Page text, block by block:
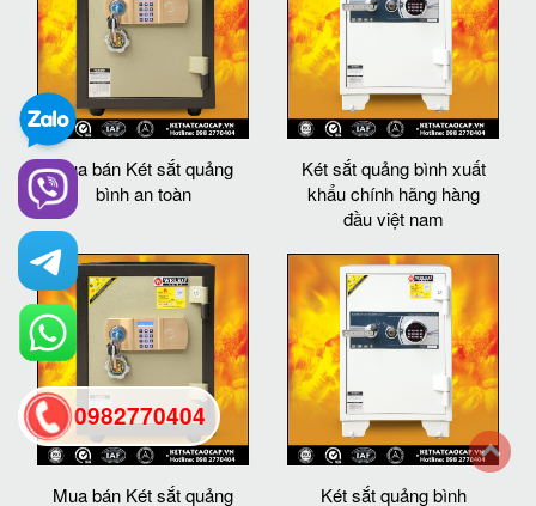
Mua bán Két sắt quảng
bình an toàn
Két sắt quảng bình xuất
khẩu chính hãng hàng
đầu việt nam
Mua bán Két sắt quảng Két sắt quảng bình
0982770404